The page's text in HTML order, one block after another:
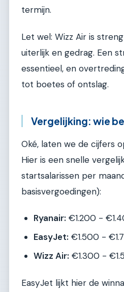
termijn.
Let wel: Wizz Air is
uiterlijk en gedrag. Een
essentieel, en
tot boetes of ontslag.
Vergelijking: wie
Oké, laten we de cijfers
Hier is een snelle
startsalarissen per
basisvergoedingen):
Ryanair: €1.200 -
EasyJet: €1.500 -
Wizz Air: €1.300 -
EasyJet lijkt hier de